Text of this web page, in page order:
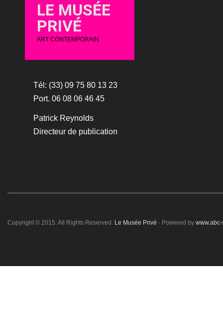
LE MUSÉE
PRIVÉ
ART CONTEMPORAIN
Tél: (33) 09 75 80 13 23
Port. 06 08 06 46 45
Patrick Reynolds
Directeur de publication
Copyright © 2015. All Rights Reserved. Le Musée Privé - Powered by